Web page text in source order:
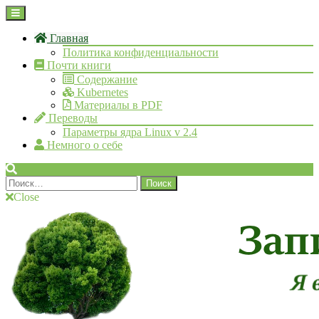
Skip
to
content
Open
Menu
Главная
Политика конфиденциальности
Почти книги
Содержание
Kubernetes
Материалы в PDF
Переводы
Параметры ядра Linux v 2.4
Немного о себе
Найти:
Close